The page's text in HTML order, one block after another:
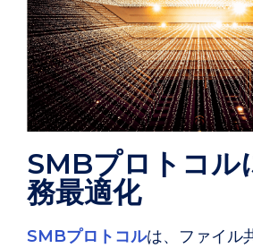
SMBプロトコル
務最適化
SMBプロトコルは、ファイル